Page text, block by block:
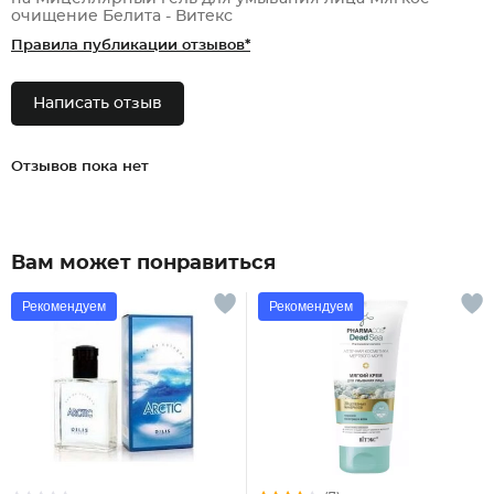
очищение Белита - Витекс
Правила публикации отзывов*
Написать отзыв
Отзывов пока нет
Вам может понравиться
Рекомендуем Рекомендуем